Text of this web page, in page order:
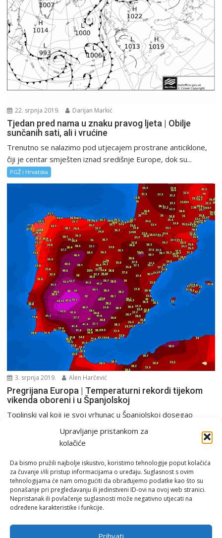
Upravljanje pristankom za
kolačiće
Da bismo pružili najbolje iskustvo, koristimo tehnologije poput kolačića
za čuvanje i/ili pristup informacijama o uređaju. Suglasnost s ovim
tehnologijama će nam omogućiti da obrađujemo podatke kao što su
ponašanje pri pregledavanju ili jedinstveni ID-ovi na ovoj web stranici.
Nepristanak ili povlačenje suglasnosti može negativno utjecati na
određene karakteristike i funkcije.
Prihvati
22. srpnja 2019. Darijan Markić
Tjedan pred nama u znaku pravog ljeta | Obilje
sunčanih sati, ali i vrućine
Trenutno se nalazimo pod utjecajem prostrane anticiklone,
čiji je centar smješten iznad središnje Europe, dok su...
PGŽ i Hrvatska
3. srpnja 2019. Alen Harčević
Pregrijana Europa | Temperaturni rekordi tijekom
vikenda oboreni i u Španjolskoj
Toplinski val koji je svoj vrhunac u Španjolskoj dosegao
tijekom proteklog vikenda premašio je nekoliko rekorda,...
Email: rimeteoATyahoo.com